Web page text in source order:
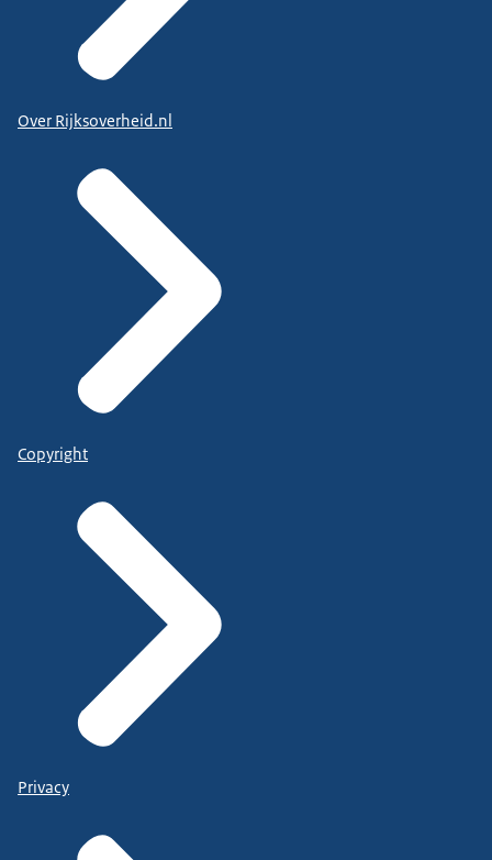
Over Rijksoverheid.nl
Copyright
Privacy